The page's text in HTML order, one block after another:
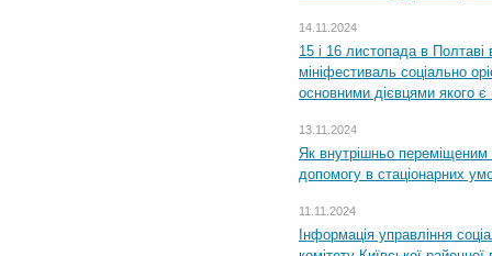
14.11.2024
15 і 16 листопада в
мініфестиваль соціально
основними дієвцями якого є
13.11.2024
Як внутрішньо переміщеним
допомогу в стаціонарних
11.11.2024
Інформація управління